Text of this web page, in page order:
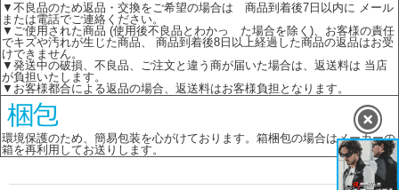
▼不良品のため返品・交換をご希望の場合は 商品到着後7日以内に メール
または電話でご連絡ください。
▼ご使用された商品 (使用後不良品とわかっ た場合を除く)、お客様の責任
でキズや汚れが生じた商品、 商品到着後8日以上経過した商品の返品はお受
けできません。
▼発送中の破損、不良品、ご注文と違う商が届いた場合は、返送料は 当店
が負担いたします。
▼お客様都合による返品の場合、返送料はお客様負担となります。
環境保護のため、簡易包装を心がけております。箱梱包の場合はメーカーの
箱を再利用してお送りします。